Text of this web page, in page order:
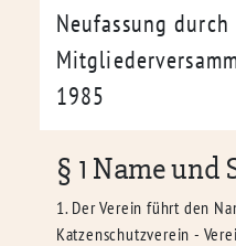
Neufassung durch
1985
§ 1 Name und
1. Der Verein führt den
Katzenschutzverein -